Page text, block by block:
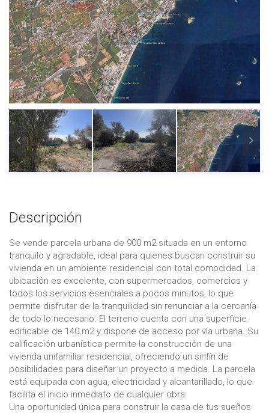
Descripción
Se vende parcela urbana de 900 m2 situada en un entorno
tranquilo y agradable, ideal para quienes buscan construir su
vivienda en un ambiente residencial con total comodidad. La
ubicación es excelente, con supermercados, comercios y
todos los servicios esenciales a pocos minutos, lo que
permite disfrutar de la tranquilidad sin renunciar a la cercanía
de todo lo necesario. El terreno cuenta con una superficie
edificable de 140 m2 y dispone de acceso por vía urbana. Su
calificación urbanística permite la construcción de una
vivienda unifamiliar residencial, ofreciendo un sinfín de
posibilidades para diseñar un proyecto a medida. La parcela
está equipada con agua, electricidad y alcantarillado, lo que
facilita el inicio inmediato de cualquier obra.
Una oportunidad única para construir la casa de tus sueños